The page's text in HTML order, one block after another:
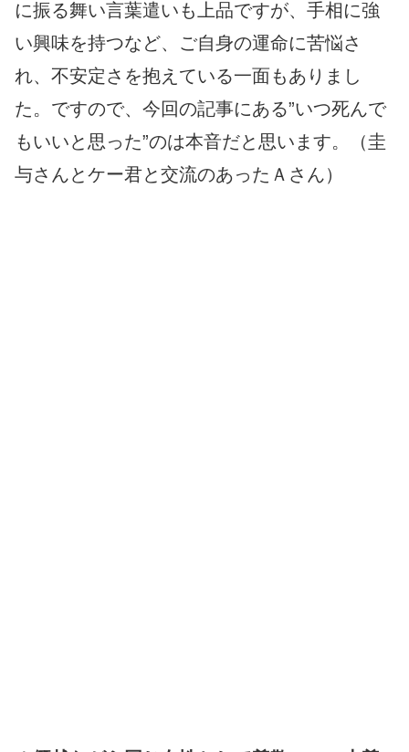
に振る舞い言葉遣いも上品ですが、手相に強
い興味を持つなど、ご自身の運命に苦悩さ
れ、不安定さを抱えている一面もありまし
た。ですので、今回の記事にある”いつ死んで
もいいと思った”のは本音だと思います。（圭
与さんとケー君と交流のあったＡさん）